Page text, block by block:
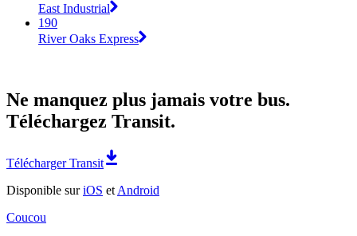
East Industrial
190
River Oaks Express
Ne manquez plus jamais votre bus.
Téléchargez Transit.
Télécharger Transit
Disponible suriOS et Android
Coucou